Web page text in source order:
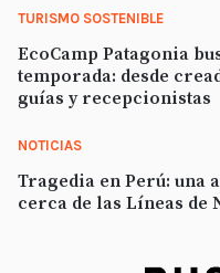
TURISMO SOSTENIBLE
EcoCamp Patagonia
temporada: desde
guías y recepcionistas
NOTICIAS
Tragedia en Perú: una
cerca de las Líneas de